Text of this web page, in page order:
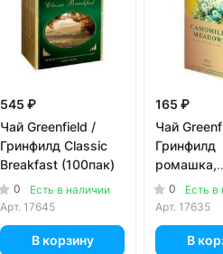
545 ₽
Чай Greenfield /
Гринфилд Classic
Breakfast (100пак)
0
Есть в наличии
Арт. 17645
В корзину
165 ₽
Чай
Гринфилд
ромашка,
Camomile
0
Есть в
Арт. 17635
В